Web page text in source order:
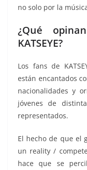
no solo por la
¿Qué
KATSEYE?
Los fans de
están encantados
nacionalidades y
jóvenes de
representados.
El hecho de que el
un reality /
hace que se